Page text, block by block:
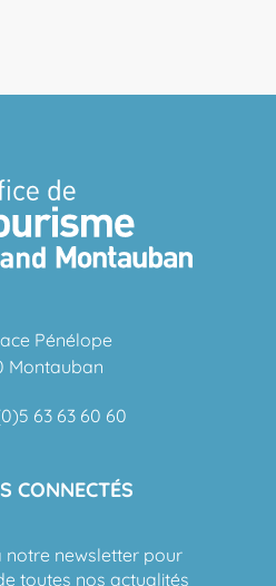
Pénélope
Montauban
63 63 60 60
CONNECTÉS
notre newsletter pour
toutes nos actualités